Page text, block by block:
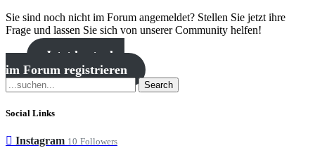
Sie sind noch nicht im Forum angemeldet? Stellen Sie jetzt ihre
Frage und lassen Sie sich von unserer Community helfen!
Jetzt kostenlos
im Forum registrieren
Search
Social Links
Instagram 10 Followers